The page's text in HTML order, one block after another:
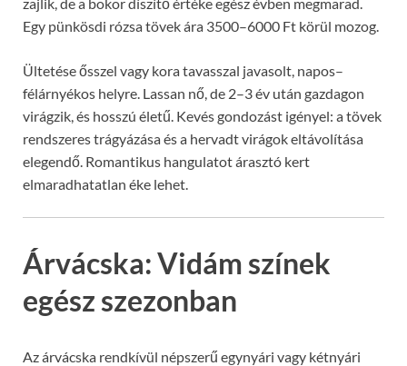
Egy pünkösdi rózsa tövek ára 3500–6000 Ft körül mozog.
Ültetése ősszel vagy kora tavasszal javasolt, napos–
félárnyékos helyre. Lassan nő, de 2–3 év után gazdagon
virágzik, és hosszú életű. Kevés gondozást igényel: a tövek
rendszeres trágyázása és a hervadt virágok eltávolítása
elegendő. Romantikus hangulatot árasztó kert
elmaradhatatlan éke lehet.
Árvácska: Vidám színek
egész szezonban
Az árvácska rendkívül népszerű egynyári vagy kétnyári